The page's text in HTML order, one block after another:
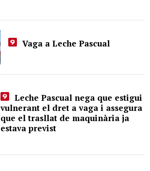
Vaga a Leche Pascual
Leche Pascual nega que estigui
vulnerant el dret a vaga i assegura
que el trasllat de maquinària ja
estava previst